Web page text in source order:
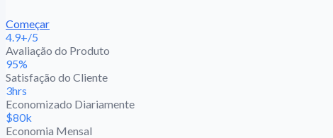
Começar
4.9+/5
Avaliação do Produto
95%
Satisfação do Cliente
3hrs
Economizado Diariamente
$80k
Economia Mensal